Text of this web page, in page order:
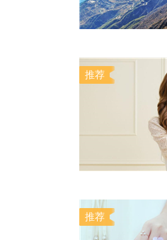
推荐
推荐